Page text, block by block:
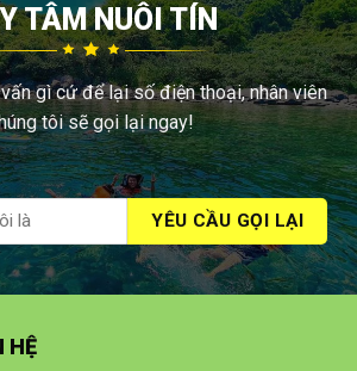
TÂM NUÔI TÍN
gì cứ để lại số điện thoại, nhân viên
tôi sẽ gọi lại ngay!
HỆ